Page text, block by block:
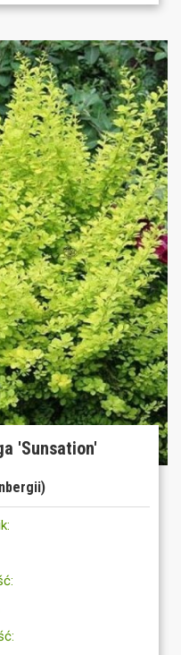
'Sunsation'